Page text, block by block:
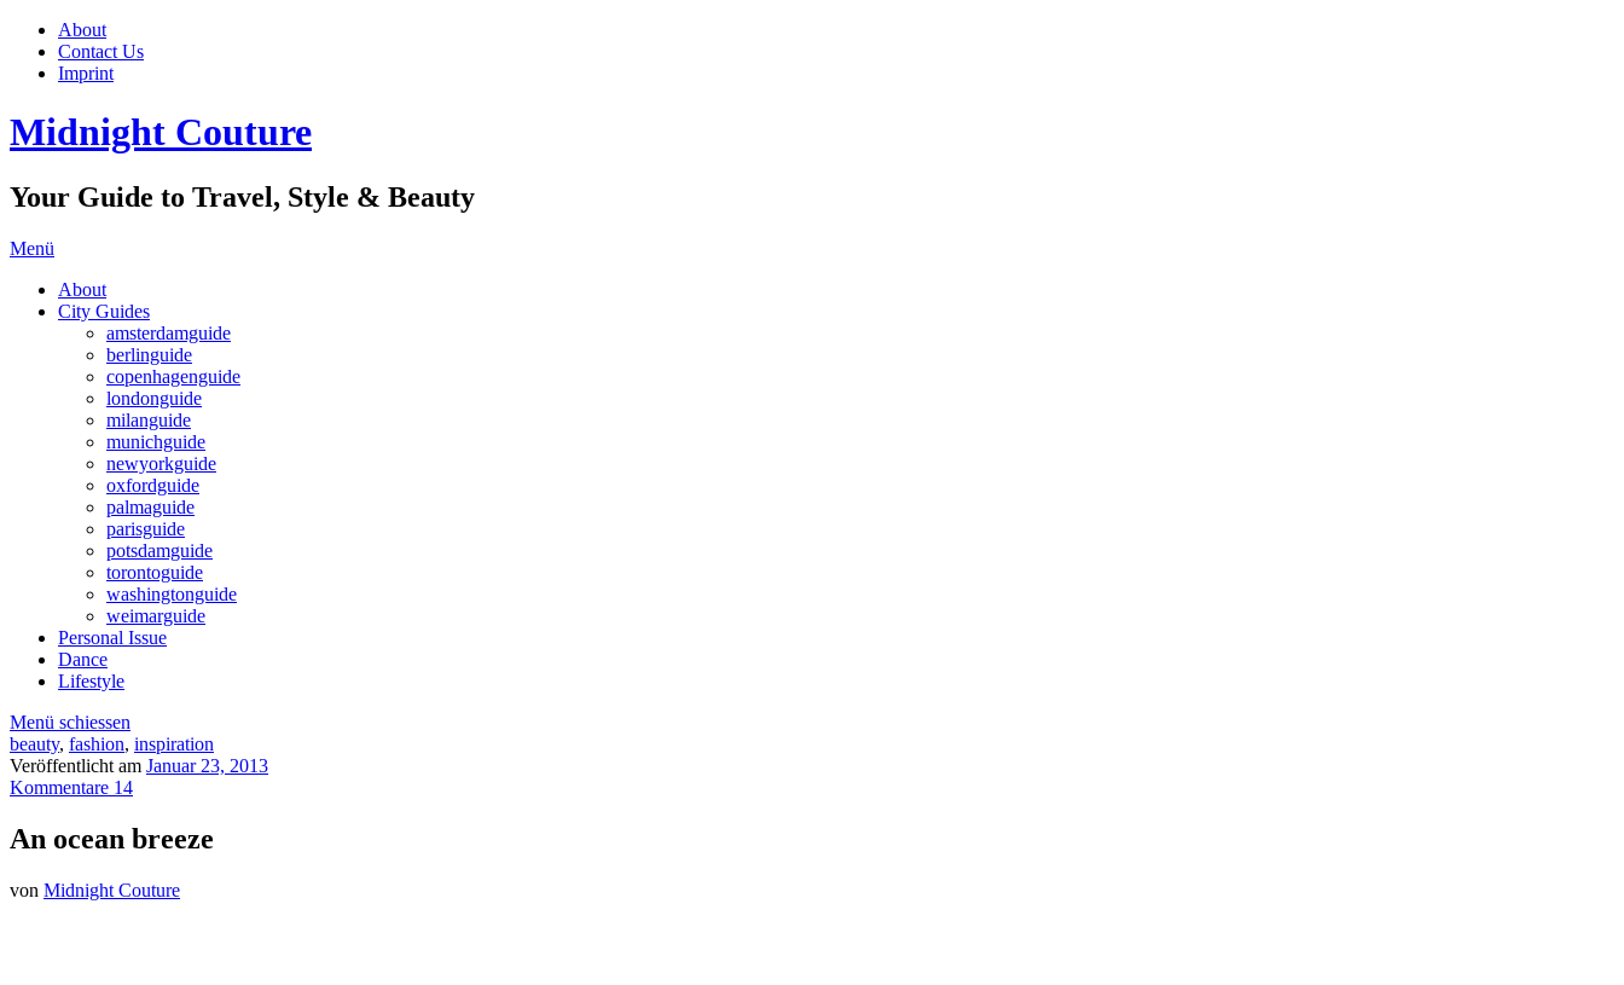
About
Contact Us
Imprint
Midnight Couture
Your Guide to Travel, Style & Beauty
Menü
About
City Guides
amsterdamguide
berlinguide
copenhagenguide
londonguide
milanguide
munichguide
newyorkguide
oxfordguide
palmaguide
parisguide
potsdamguide
torontoguide
washingtonguide
weimarguide
Personal Issue
Dance
Lifestyle
Menü schiessen
beauty, fashion, inspiration
Veröffentlicht am Januar 23, 2013
Kommentare 14
An ocean breeze
von Midnight Couture